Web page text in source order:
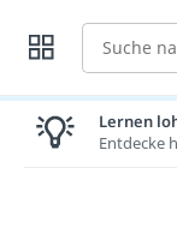
Suche
Lernen
Entdecke